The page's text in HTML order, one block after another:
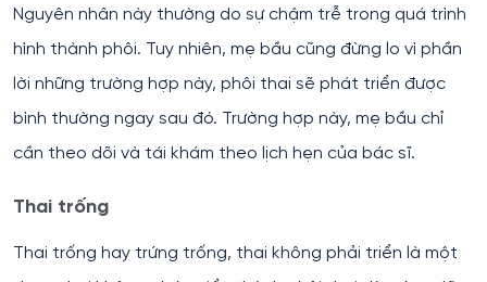
Nguyên nhân này thường do sự chậm trễ trong quá trình
hình thành phôi. Tuy nhiên, mẹ bầu cũng đừng lo vì phần
lời những trường hợp này, phôi thai sẽ phát triển được
bình thường ngay sau đó. Trường hợp này, mẹ bầu chỉ
cần theo dõi và tái khám theo lịch hẹn của bác sĩ.
Thai trống
Thai trống hay trứng trống, thai không phải triển là một